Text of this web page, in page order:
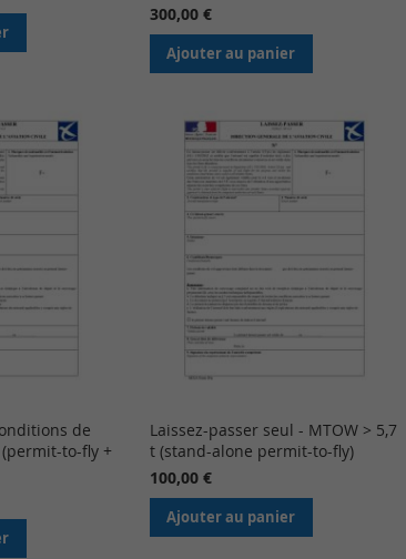
300,00 €
Ajouter au panier
de
(permit-to-fly +
Laissez-passer seul - MTOW > 5,7
t (stand-alone permit-to-fly)
100,00 €
Ajouter au panier